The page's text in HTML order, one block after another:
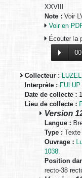
XXVIII
Note : Voir
Voir en
Écouter la
Collecteur :
Interprète : FULUP
Date de collecte :
Lieu de collecte :
Version
Langue :
Type : Texte
Ouvrage :
1038.
Position
recto-38